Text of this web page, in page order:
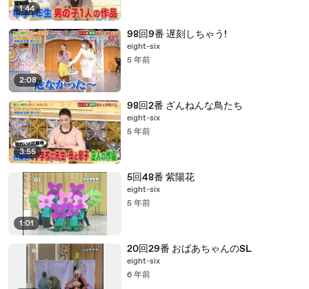
1:44
2:08
98回9番 遅刻しちゃう!
eight-six
5 年前
3:55
98回2番 ざんねんな鳥たち
eight-six
5 年前
1:01
5回48番 紫陽花
eight-six
5 年前
20回29番 おばあちゃんのSL
eight-six
6 年前